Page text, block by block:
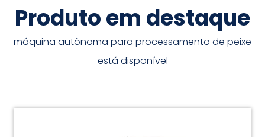
Produto em destaque
máquina autônoma para processamento de peixe
está disponível